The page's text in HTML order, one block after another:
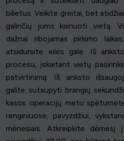
bilietus. Veikite greitai, bet
galinčių jums kainuoti vietą.
dažnai ribojamas pirkimo
atsidursite eilės gale. Iš
procesu, įskaitant vietų
patvirtinimą. Iš anksto
galite sutaupyti brangių
kasos operacijų metu
renginiuose, pavyzdžiui,
mėnesiais. Atkreipkite dėmesį